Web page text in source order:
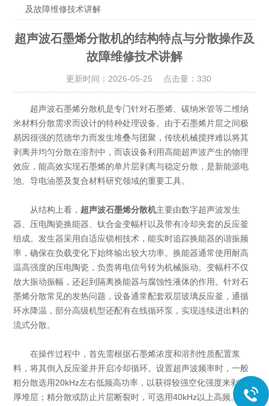
及故障维修技术讲解
超声波石墨烯分散机的结构特点与分散操作及
故障维修技术讲解
更新时间：2026-05-25 点击量： 330
超声波石墨烯分散机是专门针对石墨烯、碳纳米管等二维纳
米材料分散需求而设计的特种处理设备。由于石墨烯片层之间极
易因很强的范德华力而发生堆叠与团聚，传统机械搅拌难以将其
剥离并均匀分散在溶剂中，而该设备利用高能超声波产生的物理
效应，能高效实现石墨烯的单片层剥离与稳定分散，是新能源电
池、导电油墨及复合材料研究领域的重要工具。
从结构上看， 超声波石墨烯分散机主要由数字超声波发生
器、压电陶瓷换能器、钛合金变幅杆以及带有冷却夹套的反应釜
组成。发生器采用自适应锁相技术，能实时追踪换能器的谐振频
率，确保在负载变化下始终输出较大功率。换能器通常使用耐高
温高强度的压电陶瓷，负责将电信号转为机械振动。变幅杆不仅
放大振动振幅，还起到隔离换能器与腐蚀性液体的作用。针对石
墨烯分散常见的发热问题，设备通常配套双层玻璃反应釜，通循
环水降温，部分高级机型还配有在线循环泵，实现连续进出料的
流式分散。
在操作过程中，首先需根据石墨烯浓度和溶剂性质配置浆
料，将其倒入反应釜并开启冷却循环。设置超声波频率时，一般
粗分散选用20kHz左右低频高功率，以获得较强空化强度来剥离
厚堆层；精分散或防止片层断裂时，可选用40kHz以上高频。功